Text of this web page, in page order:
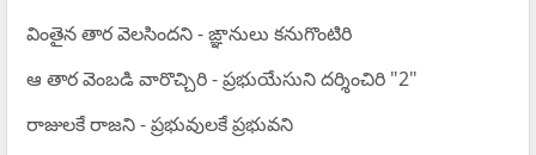
వింతైన తార వెలసిందని - ఙ్ఞానులు కనుగొంటిరి
ఆ తార వెంబడి వారొచ్చిరి - ప్రభుయేసుని దర్శించిరి "2"
రాజులకే రాజని - ప్రభువులకే ప్రభువని